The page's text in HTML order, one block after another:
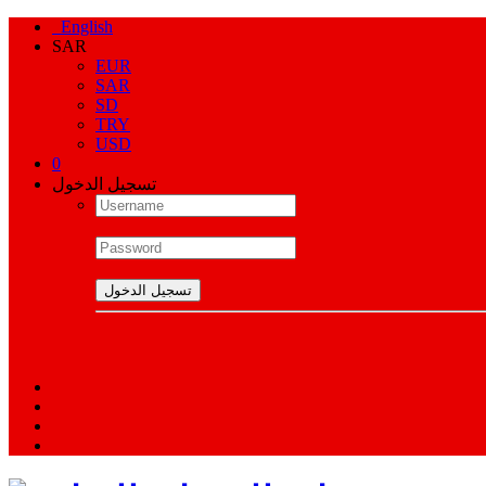
English
SAR
EUR
SAR
SD
TRY
USD
0
تسجيل الدخول
تسجيل الدخول